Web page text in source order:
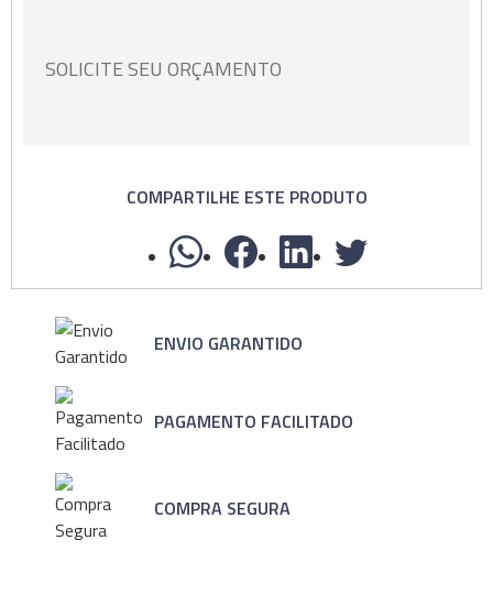
SOLICITE SEU ORÇAMENTO
COMPARTILHE ESTE PRODUTO
ENVIO GARANTIDO
PAGAMENTO FACILITADO
COMPRA SEGURA